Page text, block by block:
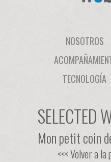
NOSOTROS
TECNOLOGÍA
SELECTED
Mon petit coin
<<< Volver a